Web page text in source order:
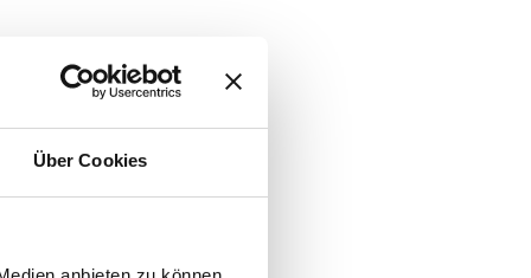
Über Cookies